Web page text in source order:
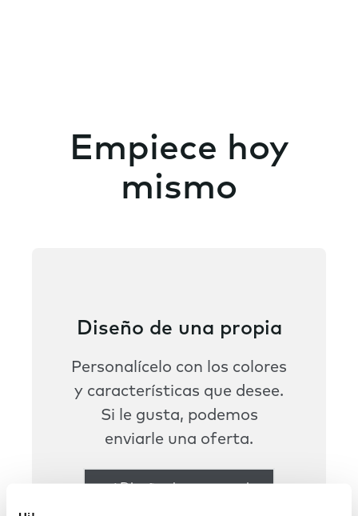
Empiece hoy
mismo
Diseño de una propia
Personalícelo con los colores
y características que desee.
Si le gusta, podemos
enviarle una oferta.